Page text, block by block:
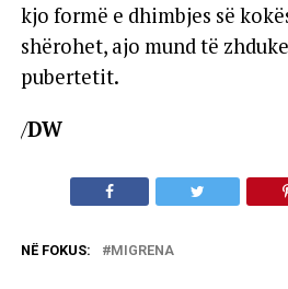
kjo formë e dhimbjes së
shërohet, ajo mund të
pubertetit.
/DW
NË FOKUS: MIGRENA